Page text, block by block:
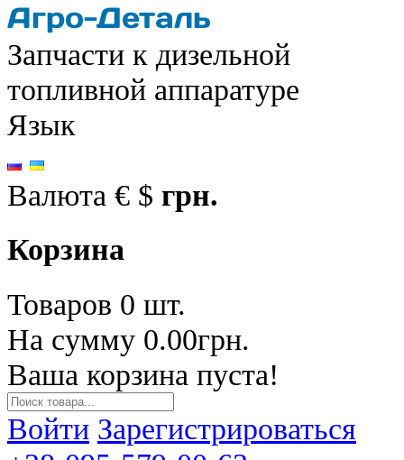
Запчасти к дизельной
топливной аппаратуре
Язык
Валюта € $ грн.
Корзина
Товаров 0 шт.
На сумму 0.00грн.
Ваша корзина пуста!
Войти Зарегистрироваться